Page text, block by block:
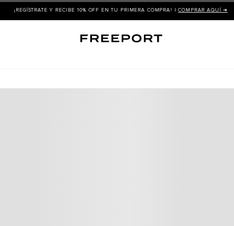
¡REGÍSTRATE Y RECIBE 10% OFF EN TU PRIMERA COMPRA! |COMPRAR AQUÍ ➜